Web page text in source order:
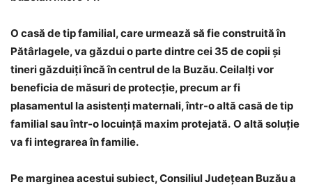
O casă de tip familial, care urmează să fie construită în
Pătârlagele, va găzdui o parte dintre cei 35 de copii și
tineri găzduiți încă în centrul de la Buzău. Ceilalți vor
beneficia de măsuri de protecție, precum ar fi
plasamentul la asistenți maternali, într-o altă casă de tip
familial sau într-o locuință maxim protejată. O altă soluție
va fi integrarea în familie.
Pe marginea acestui subiect, Consiliul Județean Buzău a